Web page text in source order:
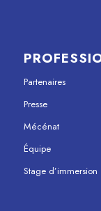
Partenaires
Presse
Mécénat
Équipe
Stage d’immersion